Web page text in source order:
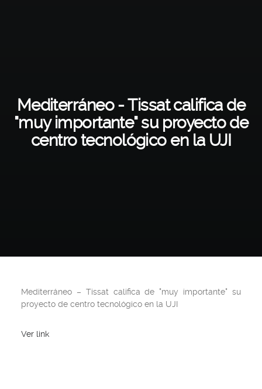
Mediterráneo - Tissat califica de
"muy importante" su proyecto de
centro tecnológico en la UJI
Mediterráneo – Tissat califica de "muy importante" su
proyecto de centro tecnológico en la UJI
Ver link